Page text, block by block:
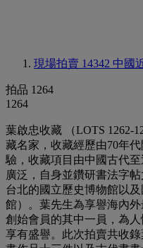
現場拍賣 14342 中國
拍品 1264
1264
葉啟忠收藏 （LOTS 1262-
藏名家，收藏經歷由70年
驗，收藏項目由中國古代
廣泛，自身並鑽研書法字
台北的國立歷史博物館以
館）。葉先生為享譽海內
創始會員的其中一員，為
享有盛譽。此次拍賣共收